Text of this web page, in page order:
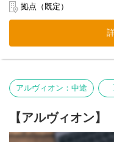
拠点（既定）
アルヴィオン：中途
【アルヴィオン